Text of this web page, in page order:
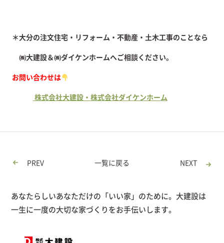
＊大分の注文住宅・リフォーム・不動産・土木工事のことなら
㈱大建設＆㈱ダイケンホームへご相談ください。
お問い合わせは
株式会社大建設・株式会社ダイケンホーム
PREV 一覧に戻る NEXT
あなたらしいあなただけの「いい家」のために。大建設は
一生に一度の大切な家づくりをお手伝いします。